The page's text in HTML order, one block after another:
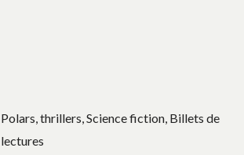
Polars, thrillers, Science fiction, Billets de
lectures